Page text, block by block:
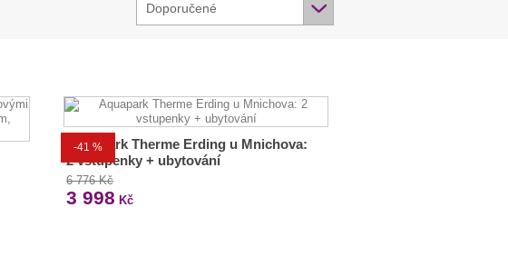
Doporučené
-41 %
Aquapark Therme Erding u Mnichova:
2 vstupenky + ubytování
6 776 Kč
3 998 Kč